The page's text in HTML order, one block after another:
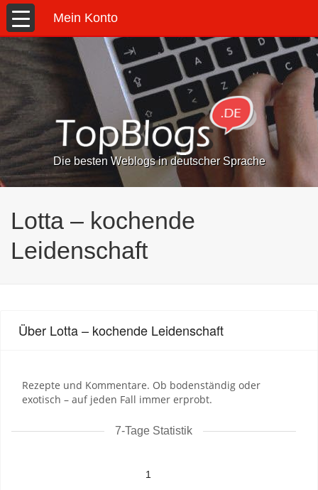
Mein Konto
Die besten Weblogs in deutscher Sprache
Lotta – kochende
Leidenschaft
Über Lotta – kochende Leidenschaft
Rezepte und Kommentare. Ob bodenständig oder
exotisch – auf jeden Fall immer erprobt.
7-Tage Statistik
1